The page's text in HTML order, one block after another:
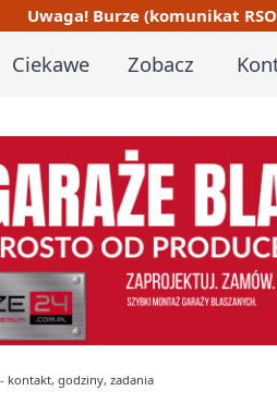
Uwaga! Burze (komunikat
Ciekawe Zobacz
kontakt, godziny, zadania